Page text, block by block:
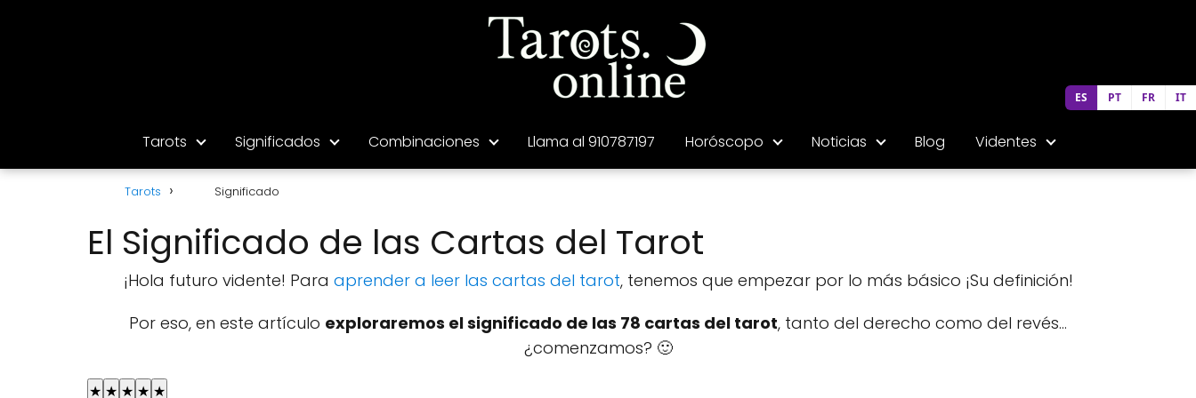
Tarots Significados Combinaciones Llama al 910787197 Horóscopo Noticias Blog Videntes
Tarots Significado
El Significado de las Cartas del Tarot
¡Hola futuro vidente! Para aprender a leer las cartas del tarot, tenemos que empezar por lo más básico ¡Su definición!
Por eso, en este artículo exploraremos el significado de las 78 cartas del tarot, tanto del derecho como del revés...
¿comenzamos? 🙂
★ ★ ★ ★ ★
ES PT FR IT